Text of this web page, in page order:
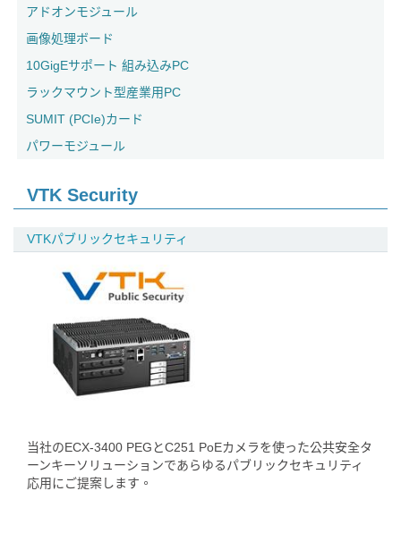
アドオンモジュール
画像処理ボード
10GigEサポート 組み込みPC
ラックマウント型産業用PC
SUMIT (PCIe)カード
パワーモジュール
VTK Security
VTKパブリックセキュリティ
当社のECX-3400 PEGとC251 PoEカメラを使った公共安全タ
ーンキーソリューションであらゆるパブリックセキュリティ
応用にご提案します。